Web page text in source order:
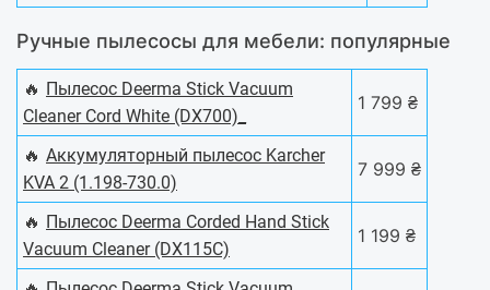
Ручные пылесосы для мебели: популярные
🔥 Пылесос Deerma Stick Vacuum
Cleaner Cord White (DX700)_
1 799 ₴
🔥 Аккумуляторный пылесос Karcher
KVA 2 (1.198-730.0)
7 999 ₴
🔥 Пылесос Deerma Corded Hand Stick
Vacuum Cleaner (DX115C)
1 199 ₴